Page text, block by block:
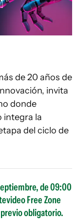
de 20 años de
invita
donde
integra la
del ciclo de
de 09:00
Free Zone
obligatorio.